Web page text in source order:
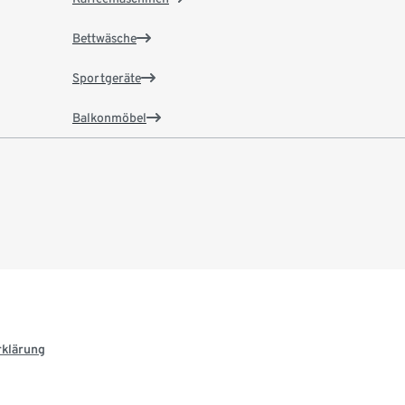
Bettwäsche
Sportgeräte
Balkonmöbel